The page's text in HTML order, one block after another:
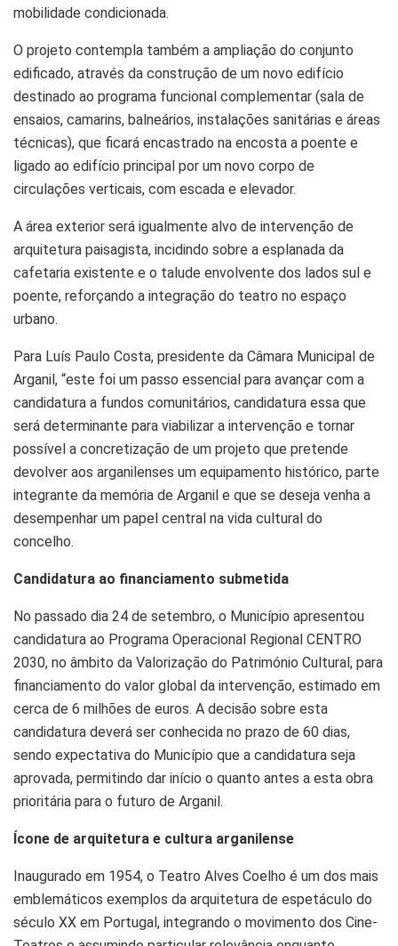
mobilidade condicionada.
O projeto contempla também a ampliação do conjunto
edificado, através da construção de um novo edifício
destinado ao programa funcional complementar (sala de
ensaios, camarins, balneários, instalações sanitárias e áreas
técnicas), que ficará encastrado na encosta a poente e
ligado ao edifício principal por um novo corpo de
circulações verticais, com escada e elevador.
A área exterior será igualmente alvo de intervenção de
arquitetura paisagista, incidindo sobre a esplanada da
cafetaria existente e o talude envolvente dos lados sul e
poente, reforçando a integração do teatro no espaço
urbano.
Para Luís Paulo Costa, presidente da Câmara Municipal de
Arganil, “este foi um passo essencial para avançar com a
candidatura a fundos comunitários, candidatura essa que
será determinante para viabilizar a intervenção e tornar
possível a concretização de um projeto que pretende
devolver aos arganilenses um equipamento histórico, parte
integrante da memória de Arganil e que se deseja venha a
desempenhar um papel central na vida cultural do
concelho.
Candidatura ao financiamento submetida
No passado dia 24 de setembro, o Município apresentou
candidatura ao Programa Operacional Regional CENTRO
2030, no âmbito da Valorização do Património Cultural, para
financiamento do valor global da intervenção, estimado em
cerca de 6 milhões de euros. A decisão sobre esta
candidatura deverá ser conhecida no prazo de 60 dias,
sendo expectativa do Município que a candidatura seja
aprovada, permitindo dar início o quanto antes a esta obra
prioritária para o futuro de Arganil.
Ícone de arquitetura e cultura arganilense
Inaugurado em 1954, o Teatro Alves Coelho é um dos mais
emblemáticos exemplos da arquitetura de espetáculo do
século XX em Portugal, integrando o movimento dos Cine-